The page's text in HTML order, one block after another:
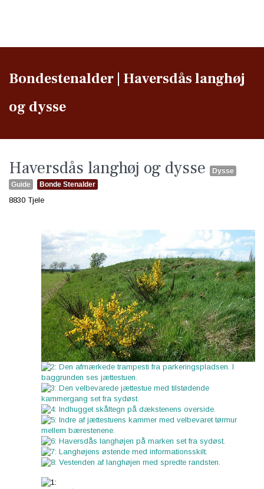
Bondestenalder | Haversdås langhøj
og dysse
Haversdås langhøj og dysse
Dysse
Guide
Bonde Stenalder
8830 Tjele